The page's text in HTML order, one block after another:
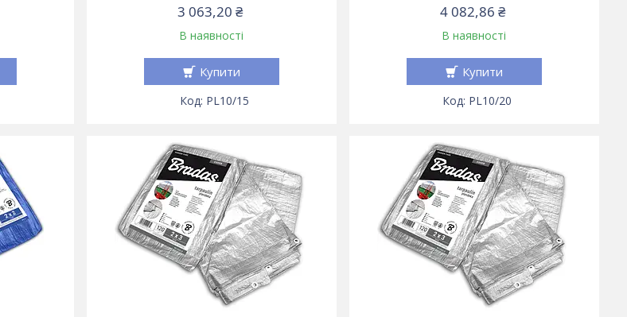
3 063,20 ₴
В наявності
Купити
PL10/15
4 082,86 ₴
В наявності
Купити
PL10/20